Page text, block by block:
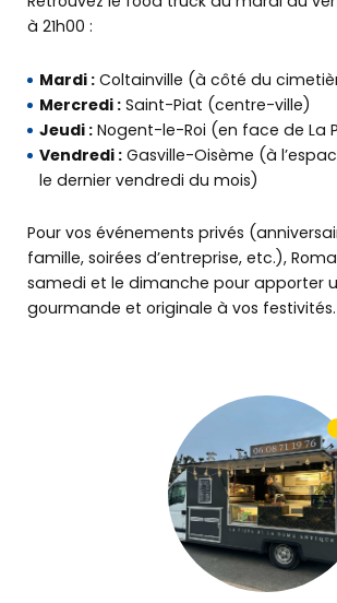
PRENDRE RENDEZ-VOUS
OÙ NOUS TROUVER
à 21h00 :
Mardi : Coltainville (à côté du
Mercredi : Saint-Piat (centre-ville)
Jeudi : Nogent-le-Roi (en face de La
Vendredi : Gasville-Oisème (à
le dernier vendredi du mois)
Pour vos événements privés
famille, soirées d’entreprise, etc.),
samedi et le dimanche pour apporter
gourmande et originale à vos festivités.